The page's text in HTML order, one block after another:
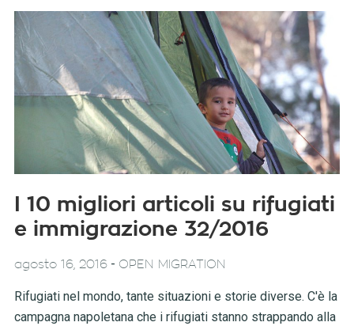
I 10 migliori articoli su rifugiati
e immigrazione 32/2016
agosto 16, 2016- OPEN MIGRATION
Rifugiati nel mondo, tante situazioni e storie diverse. C'è la
campagna napoletana che i rifugiati stanno strappando alla